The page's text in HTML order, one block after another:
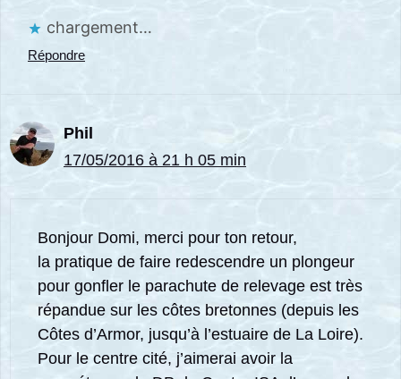
chargement…
Répondre
Phil
17/05/2016 à 21 h 05 min
Bonjour Domi, merci pour ton retour,
la pratique de faire redescendre un plongeur
pour gonfler le parachute de relevage est très
répandue sur les côtes bretonnes (depuis les
Côtes d’Armor, jusqu’à l’estuaire de La Loire).
Pour le centre cité, j’aimerai avoir la